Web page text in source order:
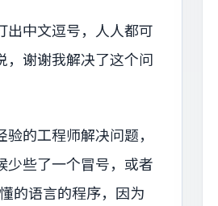
出中文逗号，人人都可
，谢谢我解决了这个问
的工程师解决问题，
少些了一个冒号，或者
的语言的程序，因为